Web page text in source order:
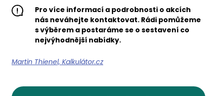
Pro více informací a podrobnosti o akcích
nás neváhejte kontaktovat. Rádi pomůžeme
s výběrem a postaráme se o sestavení co
nejvýhodnější nabídky.
Martin Thienel, Kalkulátor.cz